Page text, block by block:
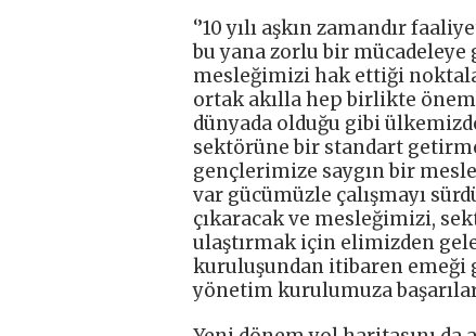
‘’10 yılı aşkın zamandır
bu yana zorlu bir
mesleğimizi hak ettiği
ortak akılla hep birlikte
dünyada olduğu gibi
sektörüne bir standart
gençlerimize saygın bir
var gücümüzle çalışmayı
çıkaracak ve mesleğimizi,
ulaştırmak için elimizden
kuruluşundan itibaren emeği
yönetim kurulumuza